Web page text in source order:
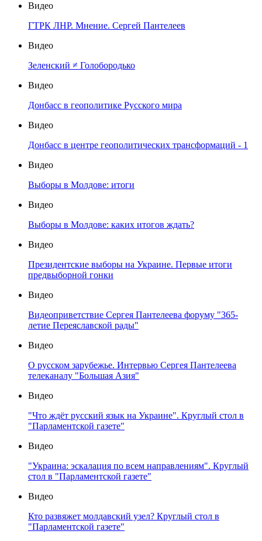
Видео
ГТРК ЛНР. Мнение. Сергей Пантелеев
Видео
Зеленский ≠ Голобородько
Видео
Донбасс в геополитике Русского мира
Видео
Донбасс в центре геополитических трансформаций - 1
Видео
Выборы в Молдове: итоги
Видео
Выборы в Молдове: каких итогов ждать?
Видео
Президентские выборы на Украине. Первые итоги
предвыборной гонки
Видео
Видеоприветствие Сергея Пантелеева форуму "365-
летие Переяславской рады"
Видео
О русском зарубежье. Интервью Сергея Пантелеева
телеканалу "Большая Азия"
Видео
"Что ждёт русский язык на Украине". Круглый стол в
"Парламентской газете"
Видео
"Украина: эскалация по всем направлениям". Круглый
стол в "Парламентской газете"
Видео
Кто развяжет молдавский узел? Круглый стол в
"Парламентской газете"